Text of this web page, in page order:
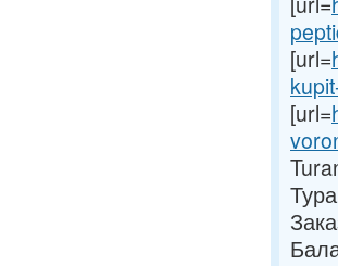
[url=
[url=